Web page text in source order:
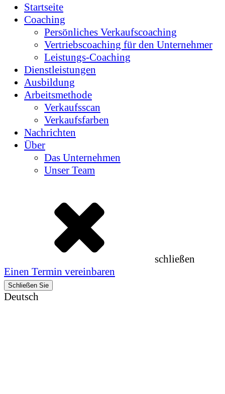
Startseite
Coaching
Persönliches Verkaufscoaching
Vertriebscoaching für den Unternehmer
Leistungs-Coaching
Dienstleistungen
Ausbildung
Arbeitsmethode
Verkaufsscan
Verkaufsfarben
Nachrichten
Über
Das Unternehmen
Unser Team
schließen
Einen Termin vereinbaren
Schließen Sie
Deutsch